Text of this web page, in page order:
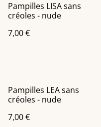
Pampilles LISA sans
créoles - nude
7,00 €
Pampilles LEA sans
créoles - nude
7,00 €